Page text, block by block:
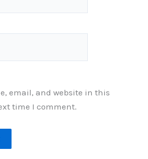
email, and website in this
time I comment.